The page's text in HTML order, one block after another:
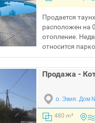
Продается
расположен на
отопление.
относится
Продажа -
о. Эвия. Дом
480 m²